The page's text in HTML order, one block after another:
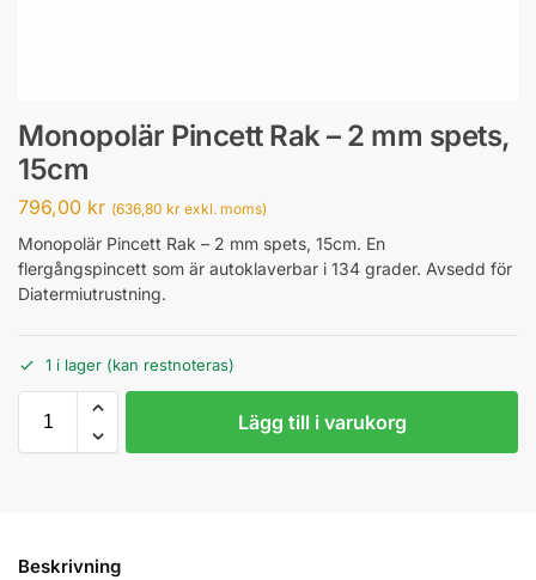
Monopolär Pincett Rak – 2 mm spets,
15cm
796,00 kr (636,80 kr exkl. moms)
Monopolär Pincett Rak – 2 mm spets, 15cm. En
flergångspincett som är autoklaverbar i 134 grader. Avsedd för
Diatermiutrustning.
1 i lager (kan restnoteras)
Lägg till i varukorg
Beskrivning